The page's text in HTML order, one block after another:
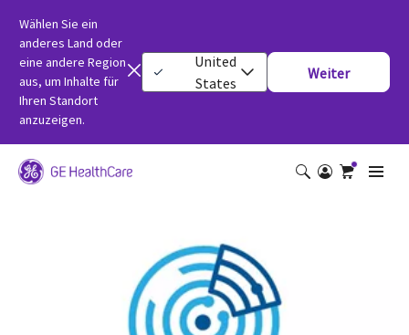
Wählen Sie ein
anderes Land oder
eine andere Region
aus, um Inhalte für
Ihren Standort
anzuzeigen.
United
States
Weiter